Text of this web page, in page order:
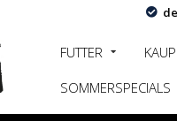
FUTTER
SOMMERSPECIALS